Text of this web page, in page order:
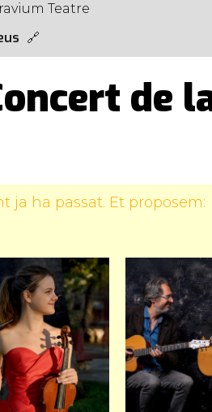
Teatre
de
ja ha passat. Et proposem: